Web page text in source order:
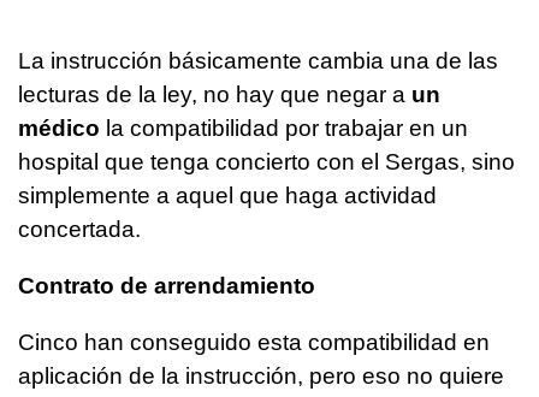
La instrucción básicamente cambia una de las
lecturas de la ley, no hay que negar a un
médico la compatibilidad por trabajar en un
hospital que tenga concierto con el Sergas, sino
simplemente a aquel que haga actividad
concertada.
Contrato de arrendamiento
Cinco han conseguido esta compatibilidad en
aplicación de la instrucción, pero eso no quiere